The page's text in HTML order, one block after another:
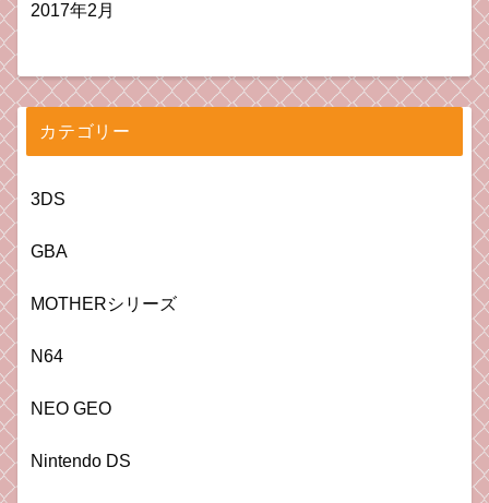
2017年2月
カテゴリー
3DS
GBA
MOTHERシリーズ
N64
NEO GEO
Nintendo DS